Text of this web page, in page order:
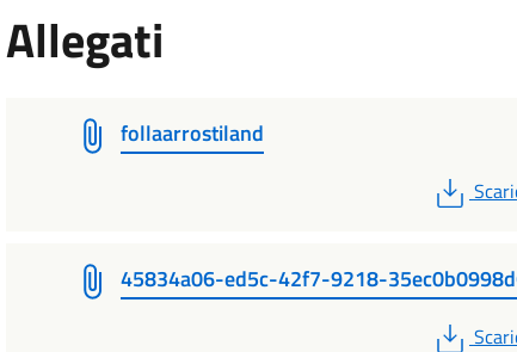
Allegati
follaarrostiland
PDF
45834a06-ed5c-42f7-9218-
PDF